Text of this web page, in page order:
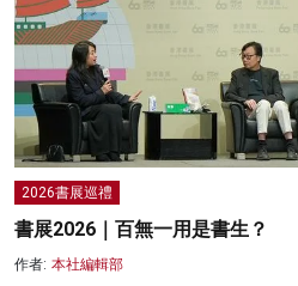
2026書展巡禮
書展2026｜百無一用是書生？
作者: 本社編輯部